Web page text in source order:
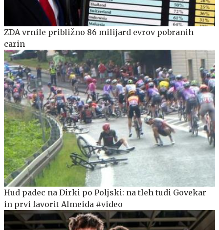
ZDA vrnile približno 86 milijard evrov pobranih
carin
Hud padec na Dirki po Poljski: na tleh tudi Govekar
in prvi favorit Almeida #video